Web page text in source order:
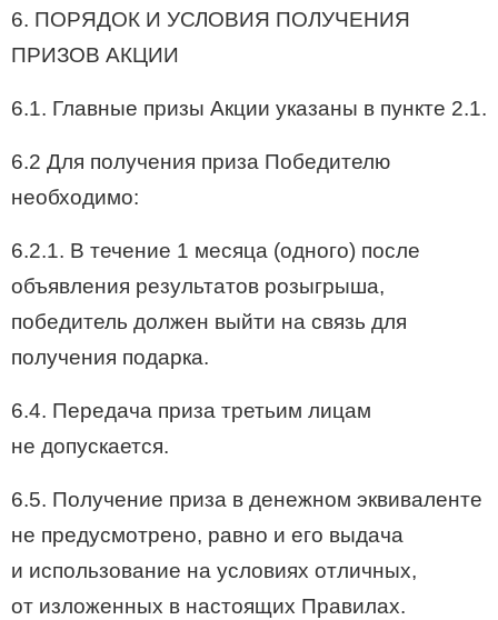
6. ПОРЯДОК И УСЛОВИЯ ПОЛУЧЕНИЯ
ПРИЗОВ АКЦИИ
6.1. Главные призы Акции указаны в пункте 2.1.
6.2 Для получения приза Победителю
необходимо:
6.2.1. В течение 1 месяца (одного) после
объявления результатов розыгрыша,
победитель должен выйти на связь для
получения подарка.
6.4. Передача приза третьим лицам
не допускается.
6.5. Получение приза в денежном эквиваленте
не предусмотрено, равно и его выдача
и использование на условиях отличных,
от изложенных в настоящих Правилах.